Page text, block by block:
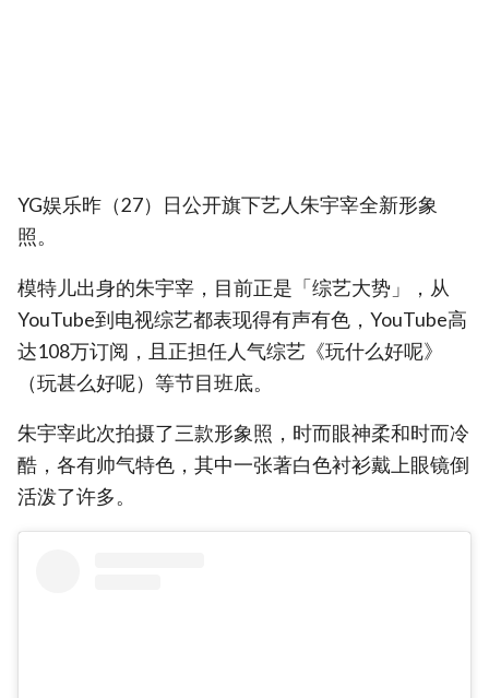
YG娱乐昨（27）日公开旗下艺人朱宇宰全新形象
照。
模特儿出身的朱宇宰，目前正是「综艺大势」，从
YouTube到电视综艺都表现得有声有色，YouTube高
达108万订阅，且正担任人气综艺《玩什么好呢》
（玩甚么好呢）等节目班底。
朱宇宰此次拍摄了三款形象照，时而眼神柔和时而冷
酷，各有帅气特色，其中一张著白色衬衫戴上眼镜倒
活泼了许多。